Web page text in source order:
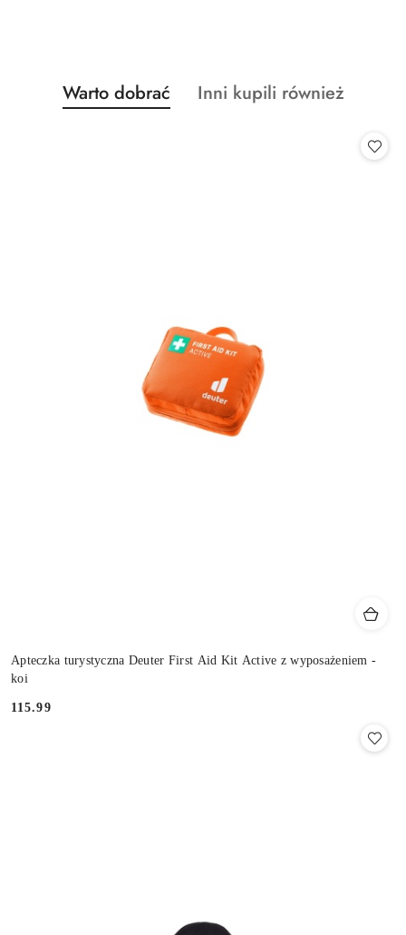
Pomiń karuzelę produktów
Produkty
o
Warto dobrać
Produkty
Inni kupili również
Apteczka turystyczna Deuter First Aid Kit Active z wyposażeniem -
koi
Cena:
115.99